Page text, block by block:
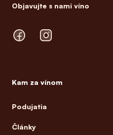
Objavujte s nami víno
FacebookInstagram
Kam za vínom
Podujatia
Články